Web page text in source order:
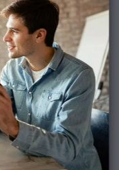
wystającą ze
zawiesić.
ze śrubą
zawieś
nią pod kilkoma
wyreguluj za
aby
ścianie.